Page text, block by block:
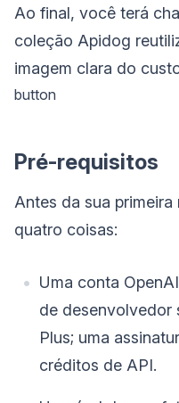
Ao final, você terá
coleção Apidog
imagem clara do
button
Pré-requisitos
Antes da sua
quatro coisas:
Uma conta
de desenvolvedor
Plus; uma
créditos de API.